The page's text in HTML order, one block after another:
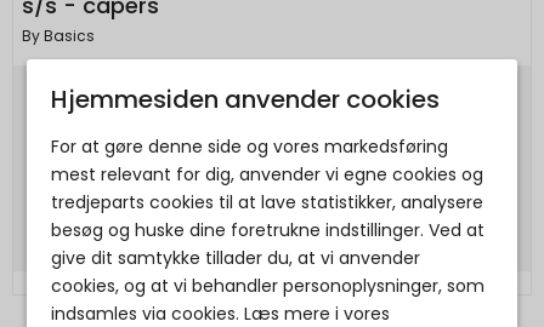
By Basics
950,00 DKK
665,00 DKK
Vis produkt
Hjemmesiden anvender cookies
For at gøre denne side og vores markedsføring
mest relevant for dig, anvender vi egne cookies og
tredjeparts cookies til at lave statistikker, analysere
besøg og huske dine foretrukne indstillinger. Ved at
give dit samtykke tillader du, at vi anvender
cookies, og at vi behandler personoplysninger, som
indsamles via cookies. Læs mere i vores